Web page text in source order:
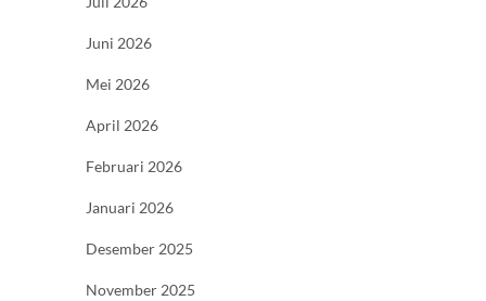
Juni 2026
Mei 2026
April 2026
Februari 2026
Januari 2026
Desember 2025
November 2025